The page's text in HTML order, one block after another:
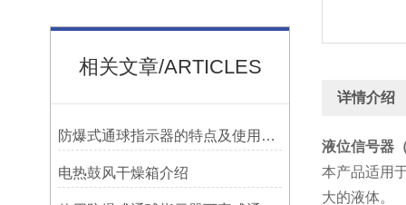
相关文章/ARTICLES
防爆式通球指示器的特点及使用方法
电热鼓风干燥箱介绍
详情介绍
液位信号器
本产品适用
大的液体。